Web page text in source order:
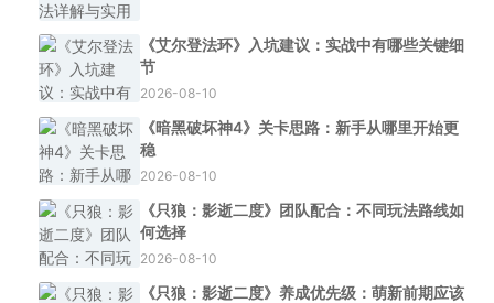
《艾尔登法环》入坑建议：实战中有哪些关键细
节
2026-08-10
《暗黑破坏神4》关卡思路：新手从哪里开始更
稳
2026-08-10
《只狼：影逝二度》团队配合：不同玩法路线如
何选择
2026-08-10
《只狼：影逝二度》养成优先级：萌新前期应该